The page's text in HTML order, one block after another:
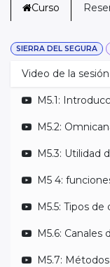
Curso
SIERRA DEL SEGURA
Video de la sesión
M5.2:
M5 4:
M5.5: Tipos
M5.6: